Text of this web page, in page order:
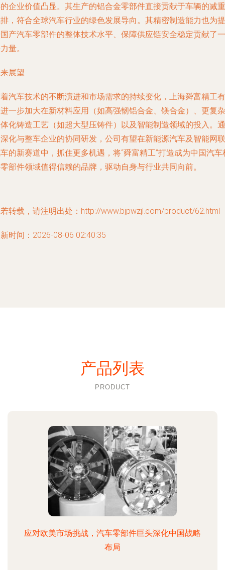
企业价值凸显。其生产的铝合金零部件直接贡献于车辆的减重
，符合全球汽车行业的绿色发展导向。其精密制造能力也为提
产汽车零部件的整体技术水平、保障供应链安全稳定贡献了一
量。
展望
汽车技术的不断演进和市场需求的持续变化，上海舜富精工有
一步加大在新材料应用（如高强韧铝合金、镁合金）、更复杂
化铸造工艺（如超大型压铸件）以及智能制造领域的投入。通
化与整车企业的协同研发，公司有望在新能源汽车及智能网联
的新赛道中，抓住更多机遇，将“舜富精工”打造成为中国汽车
部件领域值得信赖的品牌，驱动自身与行业共同向前。
转载，请注明出处：http://www.bjpwzjl.com/product/62.html
时间：2026-08-06 02:40:35
产品列表
PRODUCT
应对欧美市场挑战，汽车零部件巨头深化中国战略
布局